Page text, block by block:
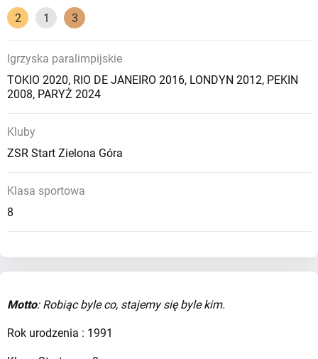
2
1 3
Igrzyska paralimpijskie
TOKIO 2020, RIO DE JANEIRO 2016, LONDYN 2012, PEKIN
2008, PARYŻ 2024
Kluby
ZSR Start Zielona Góra
Klasa sportowa
8
Motto: Robiąc byle co, stajemy się byle kim.
Rok urodzenia : 1991